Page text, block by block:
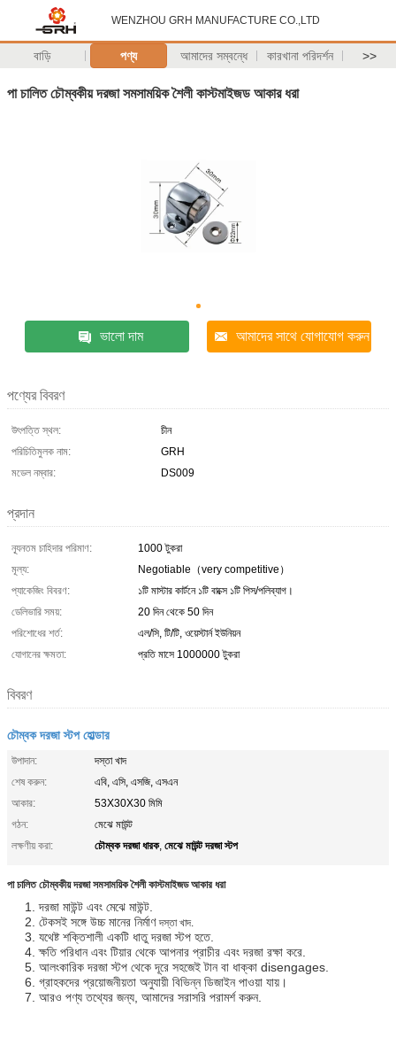
WENZHOU GRH MANUFACTURE CO.,LTD
বাড়ি পণ্য আমাদের সম্বন্ধে কারখানা পরিদর্শন >>
পা চালিত চৌম্বকীয় দরজা সমসাময়িক শৈলী কাস্টমাইজড আকার ধরা
ভালো দাম আমাদের সাথে যোগাযোগ করুন
পণ্যের বিবরণ
উৎপত্তি স্থল:
চীন
পরিচিতিমুলক নাম:
GRH
মডেল নম্বার:
DS009
প্রদান
ন্যূনতম চাহিদার পরিমাণ:
1000 টুকরা
মূল্য:
Negotiable（very competitive）
প্যাকেজিং বিবরণ:
১টি মাস্টার কার্টনে ১টি বাক্সে ১টি পিস/পলিব্যাগ।
ডেলিভারি সময়:
20 দিন থেকে 50 দিন
পরিশোধের শর্ত:
এল/সি, টি/টি, ওয়েস্টার্ন ইউনিয়ন
যোগানের ক্ষমতা:
প্রতি মাসে 1000000 টুকরা
বিবরণ
চৌম্বক দরজা স্টপ হোল্ডার
উপাদান:
দস্তা খাদ
শেষ করুন:
এবি, এসি, এসজি, এসএন
আকার:
53X30X30 মিমি
গঠন:
মেঝে মাউন্ট
লক্ষণীয় করা:
চৌম্বক দরজা ধারক, মেঝে মাউন্ট দরজা স্টপ
পা চালিত চৌম্বকীয় দরজা সমসাময়িক শৈলী কাস্টমাইজড আকার ধরা
1. দরজা মাউন্ট এবং মেঝে মাউন্ট.
2. টেকসই সঙ্গে উচ্চ মানের নির্মাণ দস্তা খাদ.
3. যথেষ্ট শক্তিশালী একটি ধাতু দরজা স্টপ হতে.
4. ক্ষতি পরিধান এবং টিয়ার থেকে আপনার প্রাচীর এবং দরজা রক্ষা করে.
5. আলংকারিক দরজা স্টপ থেকে দূরে সহজেই টান বা ধাক্কা disengages.
6. গ্রাহকদের প্রয়োজনীয়তা অনুযায়ী বিভিন্ন ডিজাইন পাওয়া যায়।
7. আরও পণ্য তথ্যের জন্য, আমাদের সরাসরি পরামর্শ করুন.